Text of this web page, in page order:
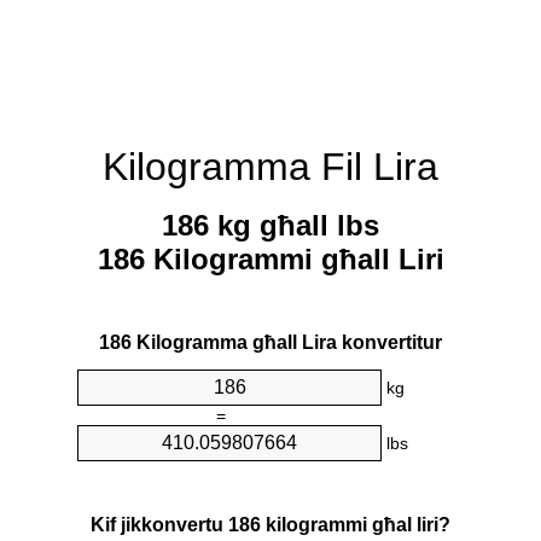
Kilogramma Fil Lira
186 kg għall lbs
186 Kilogrammi għall Liri
186 Kilogramma għall Lira konvertitur
kg
=
lbs
Kif jikkonvertu 186 kilogrammi għal liri?